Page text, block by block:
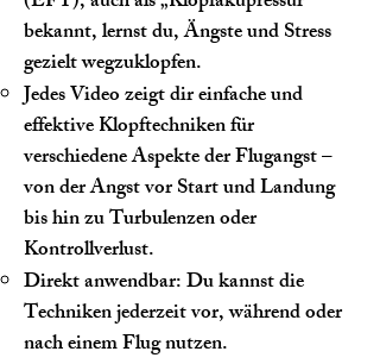
bekannt, lernst du, Ängste und Stress
gezielt wegzuklopfen.
Jedes Video zeigt dir einfache und
effektive Klopftechniken für
verschiedene Aspekte der Flugangst –
von der Angst vor Start und Landung
bis hin zu Turbulenzen oder
Kontrollverlust.
Direkt anwendbar: Du kannst die
Techniken jederzeit vor, während oder
nach einem Flug nutzen.